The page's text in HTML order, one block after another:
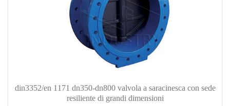
din3352/en 1171 dn350-dn800 valvola a saracinesca con sede
resiliente di grandi dimensioni